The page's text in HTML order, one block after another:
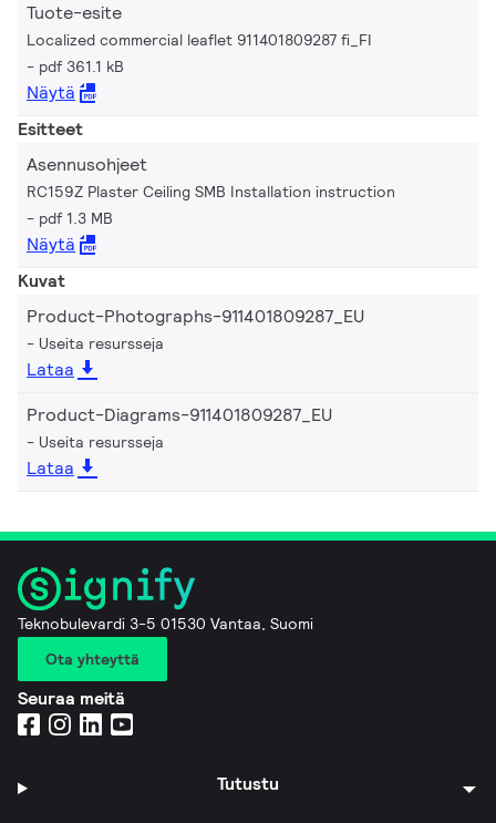
Tuote-esite
Localized commercial leaflet 911401809287 fi_FI
pdf 361.1 kB
Näytä
Esitteet
Asennusohjeet
RC159Z Plaster Ceiling SMB Installation instruction
pdf 1.3 MB
Näytä
Kuvat
Product-Photographs-911401809287_EU
Useita resursseja
Lataa
Product-Diagrams-911401809287_EU
Useita resursseja
Lataa
Teknobulevardi 3-5 01530 Vantaa, Suomi
Ota yhteyttä
Seuraa meitä
Tutustu